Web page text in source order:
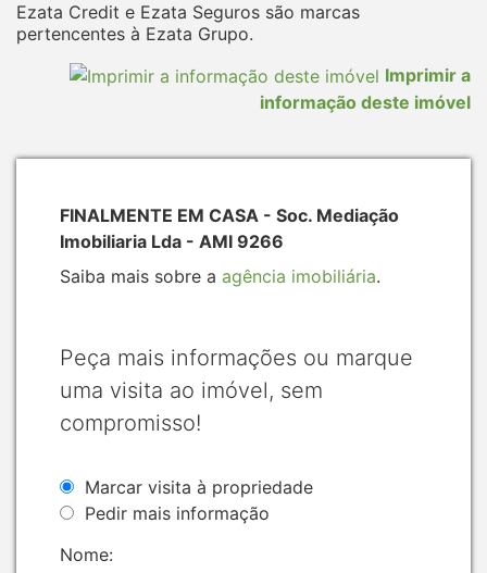
Ezata Credit e Ezata Seguros são marcas
pertencentes à Ezata Grupo.
Imprimir a
informação deste imóvel
FINALMENTE EM CASA - Soc. Mediação
Imobiliaria Lda - AMI 9266
Saiba mais sobre a agência imobiliária.
Peça mais informações ou marque
uma visita ao imóvel, sem
compromisso!
Marcar visita à propriedade
Pedir mais informação
Nome: